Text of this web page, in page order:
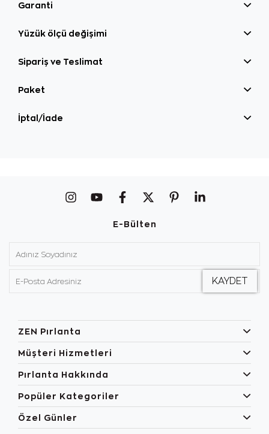
Garanti
Yüzük ölçü değişimi
Sipariş ve Teslimat
Paket
İptal/İade
E-Bülten
ZEN Pırlanta
Müşteri Hizmetleri
Pırlanta Hakkında
Popüler Kategoriler
Özel Günler